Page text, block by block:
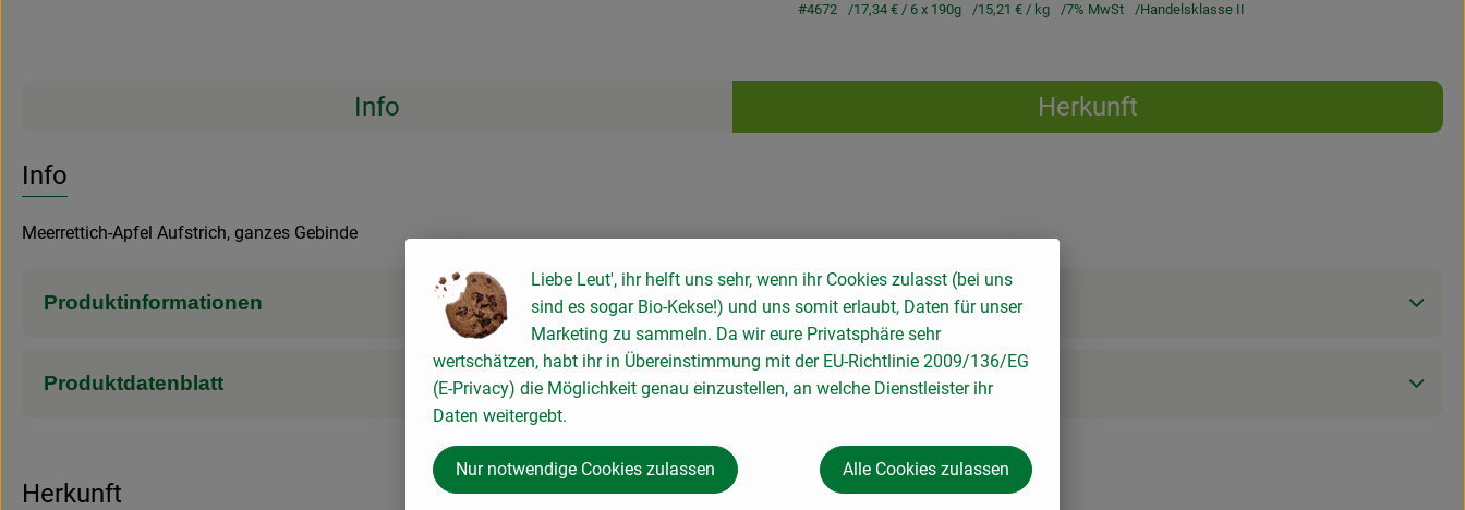
#4672 17,34 € / 6 x 190g 15,21 € / kg 7% MwSt Handelsklasse II
Rezepte
Info
Herkunft
Info
Meerrettich-Apfel Aufstrich, ganzes Gebinde
Produktinformationen
Produktdatenblatt
Herkunft
Liebe Leut', ihr helft uns sehr, wenn ihr Cookies zulasst (bei uns
sind es sogar Bio-Kekse!) und uns somit erlaubt, Daten für unser
Marketing zu sammeln. Da wir eure Privatsphäre sehr
wertschätzen, habt ihr in Übereinstimmung mit der EU-Richtlinie 2009/136/EG
(E-Privacy) die Möglichkeit genau einzustellen, an welche Dienstleister ihr
Daten weitergebt.
Nur notwendige Cookies zulassen Alle Cookies zulassen